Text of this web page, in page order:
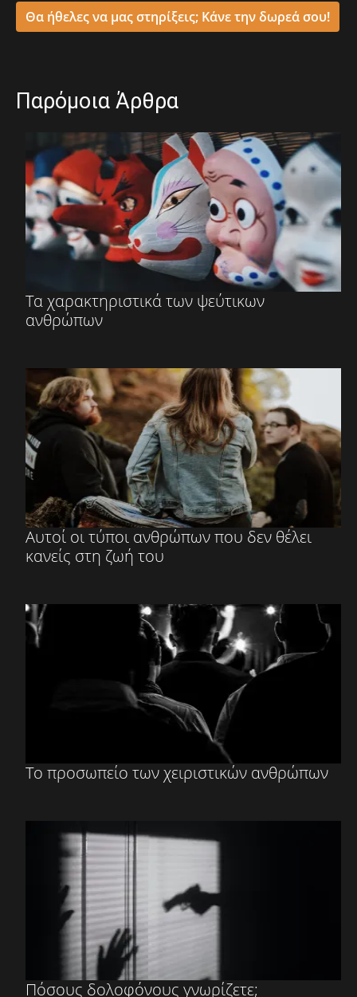
Θα ήθελες να μας στηρίξεις; Κάνε την δωρεά σου!
Παρόμοια Άρθρα
Τα χαρακτηριστικά των ψεύτικων
ανθρώπων
Αυτοί οι τύποι ανθρώπων που δεν θέλει
κανείς στη ζωή του
Το προσωπείο των χειριστικών ανθρώπων
Πόσους δολοφόνους γνωρίζετε;